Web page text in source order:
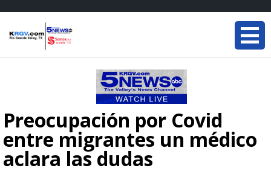
Preocupación por Covid
entre migrantes un médico
aclara las dudas